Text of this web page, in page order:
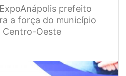
prefeito
a força do município
Centro-Oeste